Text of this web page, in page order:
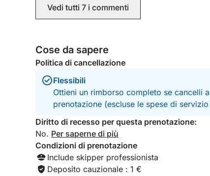
Vedi tutti 7 i commenti
Cose da sapere
Politica di cancellazione
Flessibili
Ottieni un rimborso completo se cancelli
prenotazione (escluse le spese di
Diritto di recesso per questa prenotazione:
No. Per saperne di più
Condizioni di prenotazione
Include skipper professionista
Deposito cauzionale : 1 €